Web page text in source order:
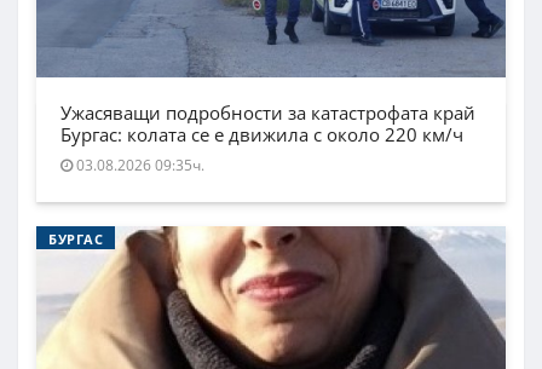
Ужасяващи подробности за катастрофата край
Бургас: колата се е движила с около 220 км/ч
03.08.2026 09:35ч.
БУРГАС